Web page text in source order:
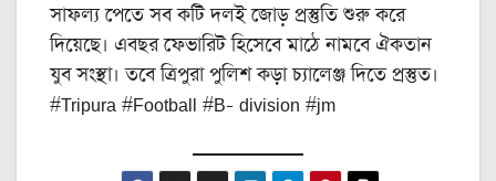
সাফল্য পেতে সব কটি দলই জোড় প্রস্তুতি শুরু করে
দিয়েছে। এবছর ফেভারিট হিসেবে মাঠে নামবে ঐকতান
যুব সংস্থা। তবে ত্রিপুরা পুলিশ কড়া চ্যালেঞ্জ দিতে প্রস্তুত।‌
#Tripura #Football #B- division #jm